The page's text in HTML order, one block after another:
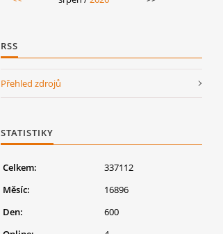
RSS
Přehled zdrojů
STATISTIKY
Celkem:
337112
Měsíc:
16896
Den:
600